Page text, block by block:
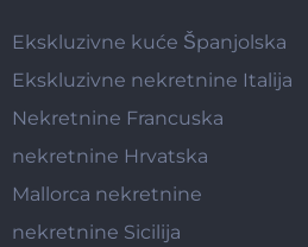
Ekskluzivne kuće Španjolska
Ekskluzivne nekretnine Italija
Nekretnine Francuska
nekretnine Hrvatska
Mallorca nekretnine
nekretnine Sicilija